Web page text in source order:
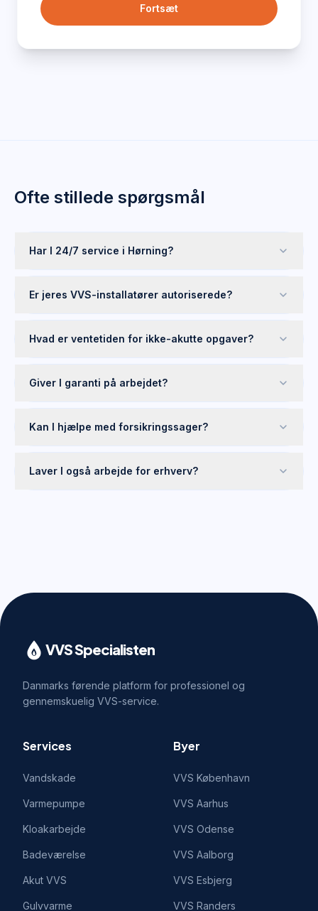
Fortsæt
Ofte stillede spørgsmål
Har I 24/7 service i Hørning?
Er jeres VVS-installatører autoriserede?
Hvad er ventetiden for ikke-akutte opgaver?
Giver I garanti på arbejdet?
Kan I hjælpe med forsikringssager?
Laver I også arbejde for erhverv?
VVS Specialisten
Danmarks førende platform for professionel og
gennemskuelig VVS-service.
Services
Vandskade
Varmepumpe
Kloakarbejde
Badeværelse
Akut VVS
Gulvvarme
Byer
VVS København
VVS Aarhus
VVS Odense
VVS Aalborg
VVS Esbjerg
VVS Randers